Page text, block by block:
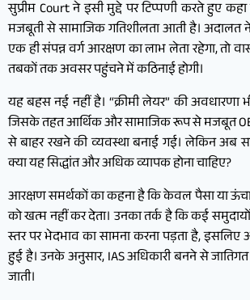
सुप्रीम Court ने इसी मुद्दे पर टिप्पणी करते हुए
मजबूती से सामाजिक गतिशीलता आती है। अदालत ने
एक ही संपन्न वर्ग आरक्षण का लाभ लेता रहेगा, तो
तबकों तक अवसर पहुंचने में कठिनाई होगी।
यह बहस नई नहीं है। “क्रीमी लेयर” की अवधारणा
जिसके तहत आर्थिक और सामाजिक रूप से मजबूत
से बाहर रखने की व्यवस्था बनाई गई। लेकिन अब
क्या यह सिद्धांत और अधिक व्यापक होना चाहिए?
आरक्षण समर्थकों का कहना है कि केवल पैसा या
को खत्म नहीं कर देता। उनका तर्क है कि कई
स्तर पर भेदभाव का सामना करना पड़ता है,
हुई है। उनके अनुसार, IAS अधिकारी बनने से
जाती।